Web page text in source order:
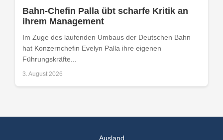
Bahn-Chefin Palla übt scharfe Kritik an
ihrem Management
Im Zuge des laufenden Umbaus der Deutschen Bahn
hat Konzernchefin Evelyn Palla ihre eigenen
Führungskräfte...
3. August 2026
Ausland